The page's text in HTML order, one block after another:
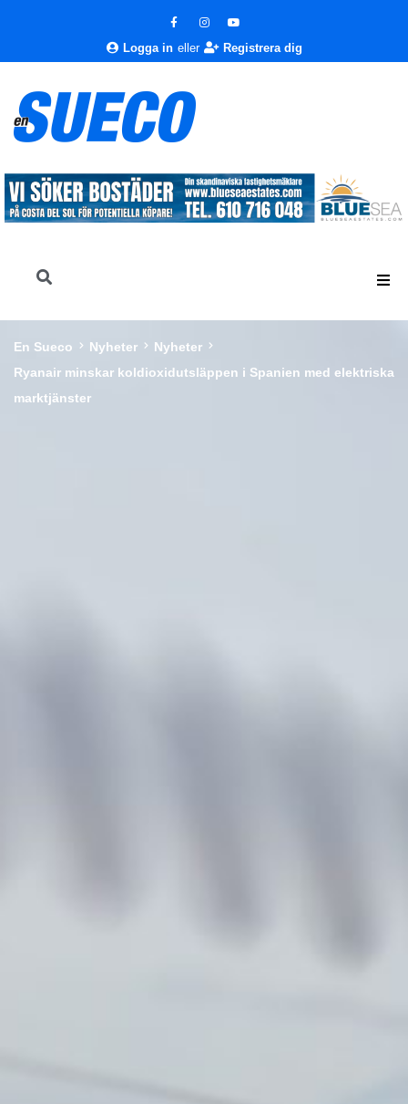
Logga in eller Registrera dig
En Sueco Nyheter
Nyheter
Ryanair minskar koldioxidutsläppen i Spanien med elektriska
marktjänster